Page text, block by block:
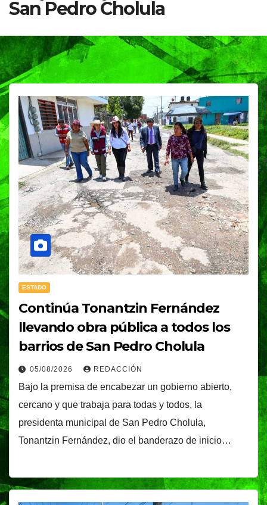
San Pedro Cholula
ESTADO
Continúa Tonantzin Fernández
llevando obra pública a todos los
barrios de San Pedro Cholula
05/08/2026 REDACCIÓN
Bajo la premisa de encabezar un gobierno abierto,
cercano y que trabaja para todas y todos, la
presidenta municipal de San Pedro Cholula,
Tonantzin Fernández, dio el banderazo de inicio…